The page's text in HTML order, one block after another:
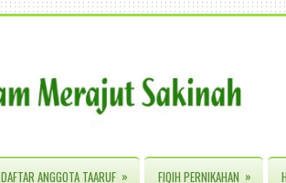
DAFTAR ANGGOTA TAARUF » FIQIH PERNIKAHAN »